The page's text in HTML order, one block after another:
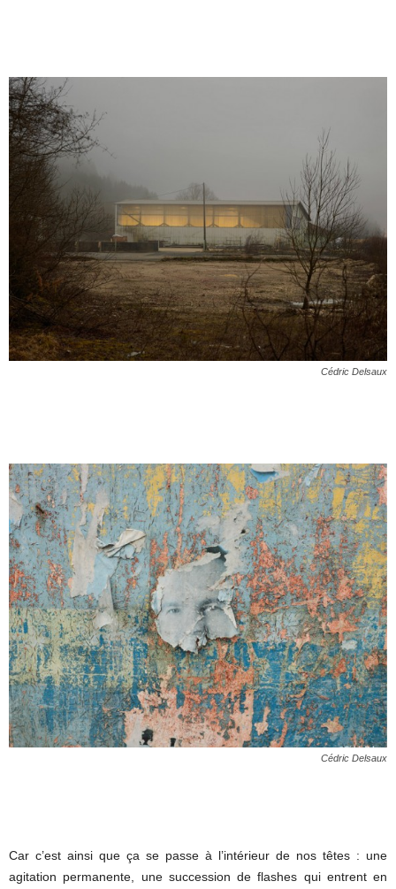
Cédric Delsaux
Cédric Delsaux
Car c’est ainsi que ça se passe à l’intérieur de nos têtes : une
agitation permanente, une succession de flashes qui entrent en